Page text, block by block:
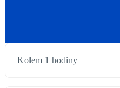
Kolem 1 hodiny